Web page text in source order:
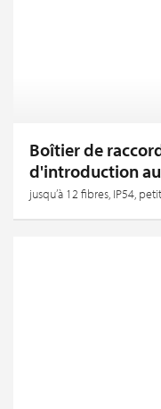
Boîtier de
d'introduction
jusqu’à 12 fibres, IP54,